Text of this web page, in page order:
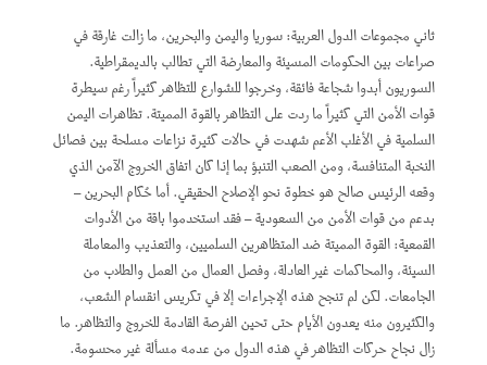
ثاني مجموعات الدول العربية: سوريا واليمن والبحرين، ما زالت غارقة في
صراعات بين الحكومات المسيئة والمعارضة التي تطالب بالديمقراطية.
السوريون أبدوا شجاعة فائقة، وخرجوا للشوارع للتظاهر كثيراً رغم سيطرة
قوات الأمن التي كثيراً ما ردت على التظاهر بالقوة المميتة. تظاهرات اليمن
السلمية في الأغلب الأعم شهدت في حالات كثيرة نزاعات مسلحة بين فصائل
النخبة المتنافسة، ومن الصعب التنبؤ بما إذا كان اتفاق الخروج الآمن الذي
وقعه الرئيس صالح هو خطوة نحو الإصلاح الحقيقي. أما حُكام البحرين –
بدعم من قوات الأمن من السعودية – فقد استخدموا باقة من الأدوات
القمعية: القوة المميتة ضد المتظاهرين السلميين، والتعذيب والمعاملة
السيئة، والمحاكمات غير العادلة، وفصل العمال من العمل والطلاب من
الجامعات. لكن لم تنجح هذه الإجراءات إلا في تكريس انقسام الشعب،
والكثيرون منه يعدون الأيام حتى تحين الفرصة القادمة للخروج والتظاهر. ما
زال نجاح حركات التظاهر في هذه الدول من عدمه مسألة غير محسومة.